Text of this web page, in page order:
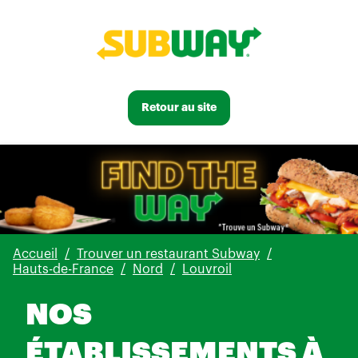
Retour au site
Accueil
Trouver un restaurant Subway
Hauts-de-France
Nord Louvroil
NOS